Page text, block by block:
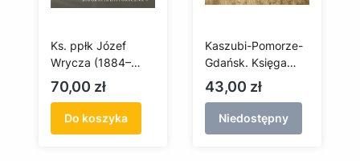
Ks. ppłk Józef
Wrycza (1884–
1961). Biografia
naukowa
Cena
70,00 zł
Do koszyka
Kaszubi-Pomorze-
Gdańsk. Księga
Jubileuszowa
Profesora Józefa
Borzyszkowskiego
z okazji 70.
Cena
43,00 zł
Niedostępny